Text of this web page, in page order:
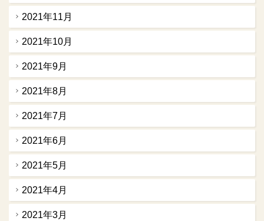
2021年11月
2021年10月
2021年9月
2021年8月
2021年7月
2021年6月
2021年5月
2021年4月
2021年3月